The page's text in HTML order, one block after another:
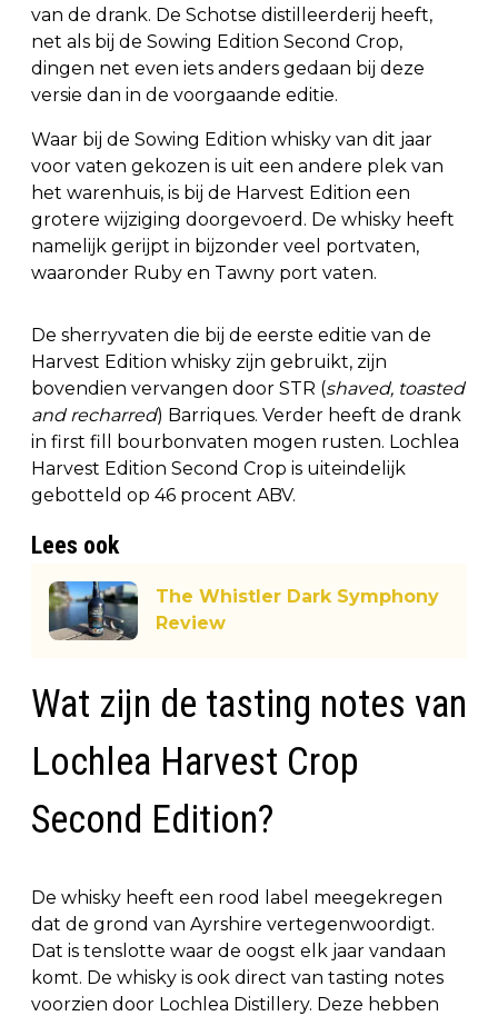
van de drank. De Schotse distilleerderij heeft,
net als bij de Sowing Edition Second Crop,
dingen net even iets anders gedaan bij deze
versie dan in de voorgaande editie.
Waar bij de Sowing Edition whisky van dit jaar
voor vaten gekozen is uit een andere plek van
het warenhuis, is bij de Harvest Edition een
grotere wijziging doorgevoerd. De whisky heeft
namelijk gerijpt in bijzonder veel portvaten,
waaronder Ruby en Tawny port vaten.
De sherryvaten die bij de eerste editie van de
Harvest Edition whisky zijn gebruikt, zijn
bovendien vervangen door STR (shaved, toasted
and recharred) Barriques. Verder heeft de drank
in first fill bourbonvaten mogen rusten. Lochlea
Harvest Edition Second Crop is uiteindelijk
gebotteld op 46 procent ABV.
Lees ook
The Whistler Dark Symphony
Review
Wat zijn de tasting notes van
Lochlea Harvest Crop
Second Edition?
De whisky heeft een rood label meegekregen
dat de grond van Ayrshire vertegenwoordigt.
Dat is tenslotte waar de oogst elk jaar vandaan
komt. De whisky is ook direct van tasting notes
voorzien door Lochlea Distillery. Deze hebben